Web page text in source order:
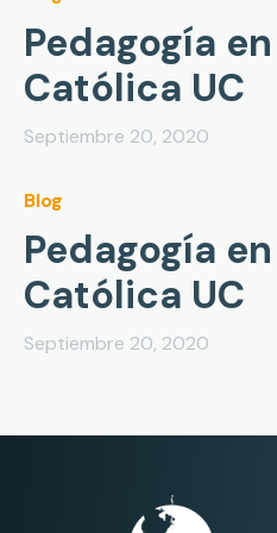
Pedagogía
Católica UC
Septiembre 20, 2020
Blog
Pedagogía
Católica UC
Septiembre 20, 2020